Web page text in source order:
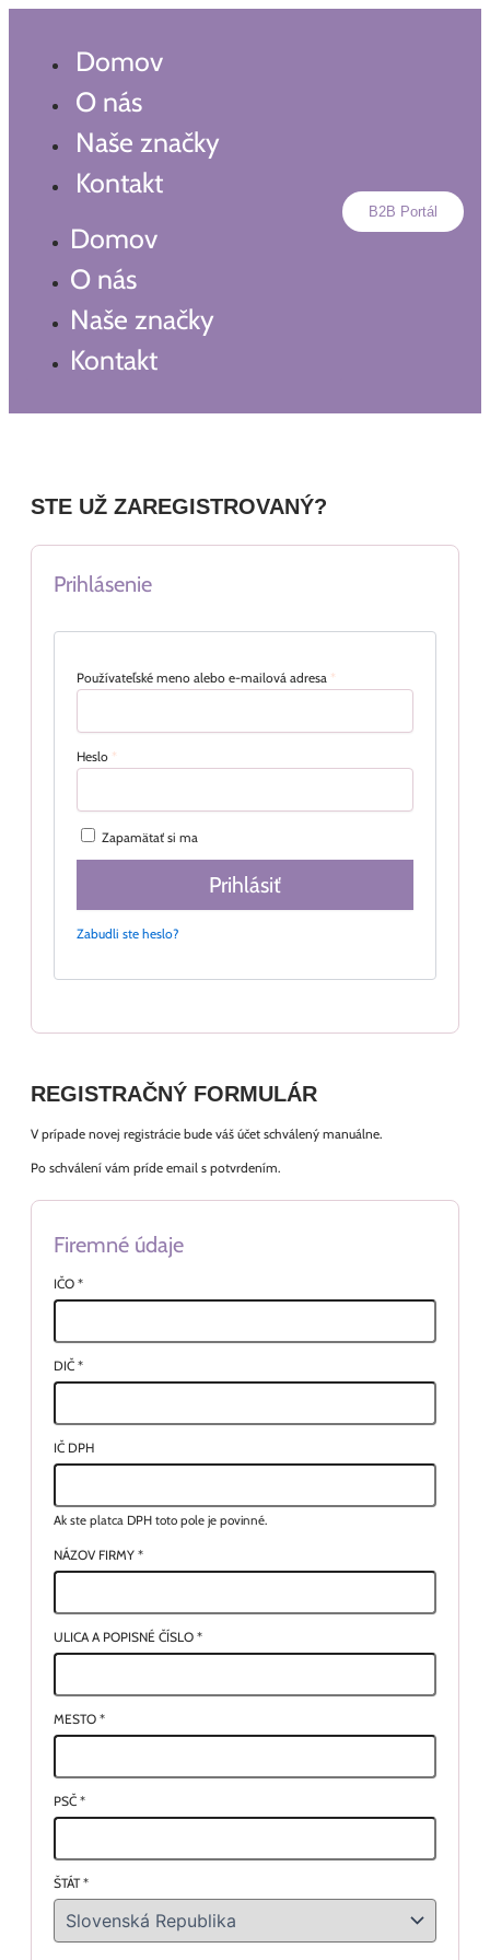
Preskočiť
Domov
O nás
Naše značky
Kontakt
Domov
O nás
Naše značky
Kontakt
B2B Portál
STE UŽ ZAREGISTROVANÝ?
Prihlásenie
Používateľské meno alebo e-mailová adresa *
Heslo *
Zapamätať si ma
Prihlásiť
Zabudli ste heslo?
REGISTRAČNÝ FORMULÁR
V prípade novej registrácie bude váš účet schválený manuálne.
Po schválení vám príde email s potvrdením.
Firemné údaje
IČO *
DIČ *
IČ DPH
Ak ste platca DPH toto pole je povinné.
NÁZOV FIRMY *
ULICA A POPISNÉ ČÍSLO *
MESTO *
PSČ *
ŠTÁT*